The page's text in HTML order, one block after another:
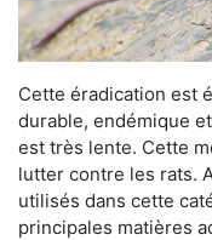
Cette éradication est
durable, endémique
est très lente. Cette
lutter contre les rats.
utilisés dans cette
principales matières